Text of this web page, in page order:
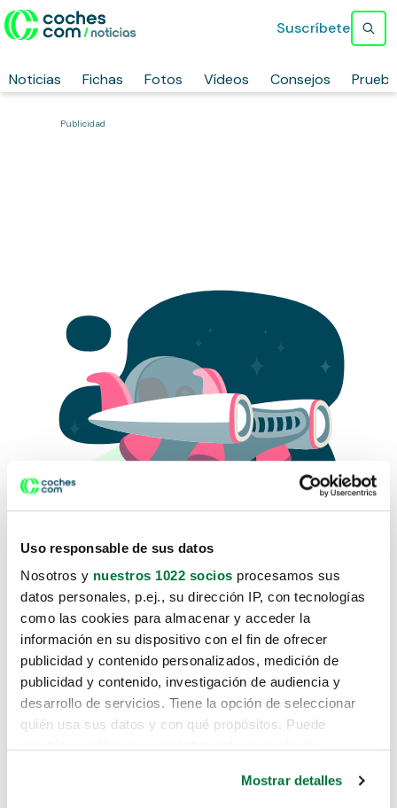
Uso responsable de sus datos
Nosotros y nuestros 1022 socios procesamos sus
datos personales, p.ej., su dirección IP, con tecnologías
como las cookies para almacenar y acceder la
información en su dispositivo con el fin de ofrecer
publicidad y contenido personalizados, medición de
publicidad y contenido, investigación de audiencia y
desarrollo de servicios. Tiene la opción de seleccionar
quién usa sus datos y con qué propósitos. Puede
Mostrar detalles
Noticias Fichas Fotos Vídeos Consejos
Suscríbete
Publicidad
Lo sentimos, no sabemos como
te hemos traido hasta aquí.
Pero puedes encontrar el coche que estás
buscando en alguno de estos enlaces: